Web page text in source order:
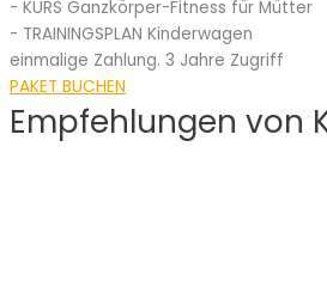
- KURS Ganzkörper-Fitness für Mütter
- TRAININGSPLAN Kinderwagen
einmalige Zahlung. 3 Jahre Zugriff
PAKET BUCHEN
Empfehlungen von